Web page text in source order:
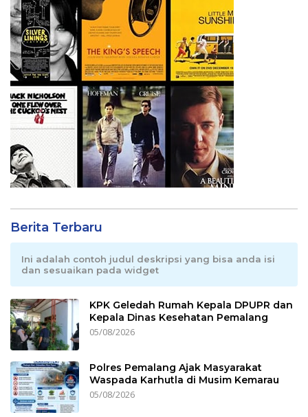
Berita Terbaru
Ini adalah contoh judul deskripsi yang bisa anda isi
dan sesuaikan pada widget
KPK Geledah Rumah Kepala DPUPR dan
Kepala Dinas Kesehatan Pemalang
05/08/2026
Polres Pemalang Ajak Masyarakat
Waspada Karhutla di Musim Kemarau
05/08/2026